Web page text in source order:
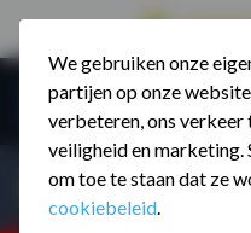
We gebruiken onze
partijen op onze
verbeteren, ons verkeer
veiligheid en marketing.
om toe te staan dat ze
cookiebeleid.
Ga naar de inhoud
Menu
Producten zoeken...